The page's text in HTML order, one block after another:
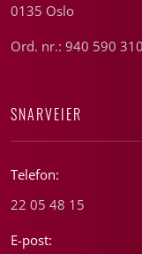
0135 Oslo
Ord. nr.: 940 590 310
SNARVEIER
Telefon:
22 05 48 15
E-post: